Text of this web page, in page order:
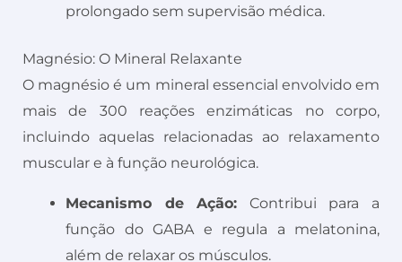
prolongado sem supervisão médica.
Magnésio: O Mineral Relaxante
O magnésio é um mineral essencial envolvido em
mais de 300 reações enzimáticas no corpo,
incluindo aquelas relacionadas ao relaxamento
muscular e à função neurológica.
Mecanismo de Ação: Contribui para a
função do GABA e regula a melatonina,
além de relaxar os músculos.